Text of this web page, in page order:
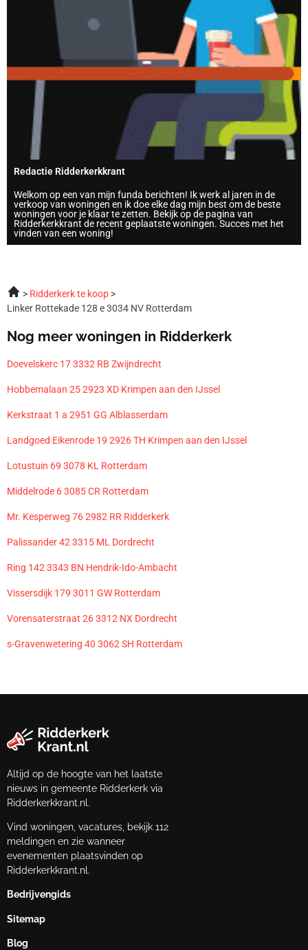
Redactie Ridderkerkkrant
Welkom op een van mijn funda berichten! Ik werk al jaren in de
verkoop van woningen en ik doe elke dag mijn best om de beste
woningen voor je klaar te zetten. Bekijk op de pagina van
Ridderkerkkrant de recent geplaatste woningen. Succes met het
vinden van een woning!
Ridderkerk te koop
Linker Rottekade 128 e 3034 NV Rotterdam
Nog meer woningen in Ridderkerk
Doevelskerc 17 3332 RB Zwijndrecht
Hobbemalaan 25 2923 XD Krimpen aan den IJssel
Kerkstraat 1 a 2951 GG Alblasserdam
Landgoed Eikenrode 19 2926 TH Krimpen aan den IJssel
Lotustuin 69 3078 KL Rotterdam
Middelrode 6 3085 CR Rotterdam
Mr. Kesperweg 76 2982 RR Ridderkerk
Palissander 42 3315 ML Dordrecht
Ring 142 3343 BN Hendrik-Ido-Ambacht
Vissersdijk 179 3011 GW Rotterdam
Vorensaterstraat 26 3312 NX Dordrecht
s-Gravenwetering 40 3062 SH Rotterdam
Altijd op de hoogte van het laatste
nieuws in gemeente Ridderkerk via
Ridderkerkkrant.nl.
Vind woningen, vacatures, bekijk 112
meldingen en zie wanneer
evenementen plaatsvinden op
Ridderkerkkrant.nl.
Bedrijvengids
Sitemap
Blog